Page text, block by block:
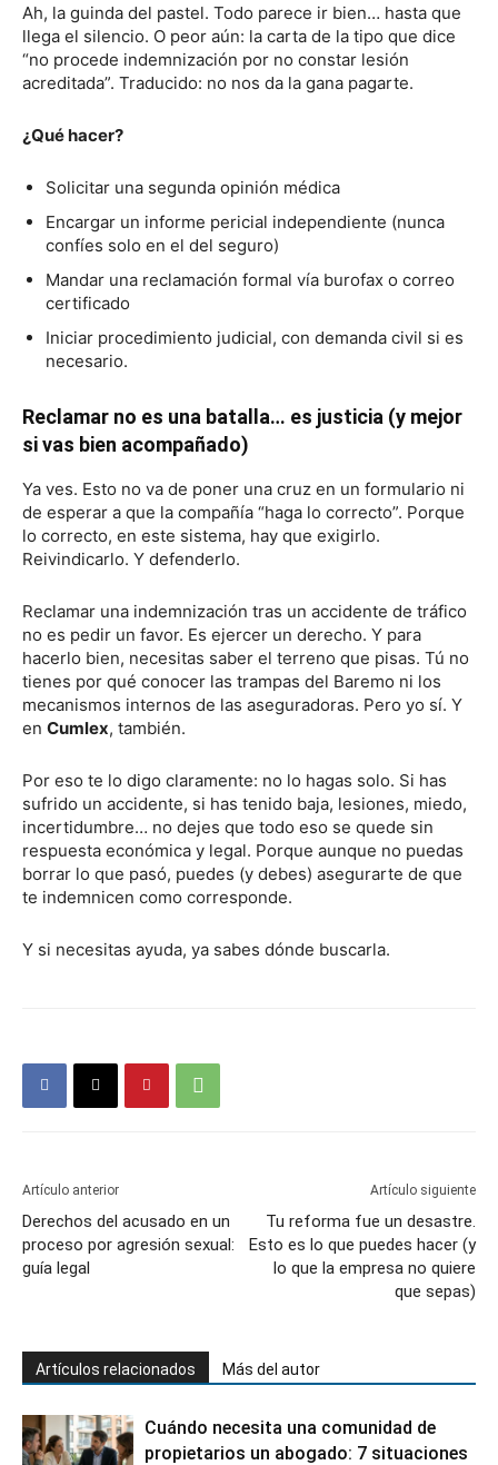
Ah, la guinda del pastel. Todo parece ir bien… hasta que
llega el silencio. O peor aún: la carta de la tipo que dice
“no procede indemnización por no constar lesión
acreditada”. Traducido: no nos da la gana pagarte.
¿Qué hacer?
Solicitar una segunda opinión médica
Encargar un informe pericial independiente (nunca
confíes solo en el del seguro)
Mandar una reclamación formal vía burofax o correo
certificado
Iniciar procedimiento judicial, con demanda civil si es
necesario.
Reclamar no es una batalla… es justicia (y mejor
si vas bien acompañado)
Ya ves. Esto no va de poner una cruz en un formulario ni
de esperar a que la compañía “haga lo correcto”. Porque
lo correcto, en este sistema, hay que exigirlo.
Reivindicarlo. Y defenderlo.
Reclamar una indemnización tras un accidente de tráfico
no es pedir un favor. Es ejercer un derecho. Y para
hacerlo bien, necesitas saber el terreno que pisas. Tú no
tienes por qué conocer las trampas del Baremo ni los
mecanismos internos de las aseguradoras. Pero yo sí. Y
en Cumlex, también.
Por eso te lo digo claramente: no lo hagas solo. Si has
sufrido un accidente, si has tenido baja, lesiones, miedo,
incertidumbre… no dejes que todo eso se quede sin
respuesta económica y legal. Porque aunque no puedas
borrar lo que pasó, puedes (y debes) asegurarte de que
te indemnicen como corresponde.
Y si necesitas ayuda, ya sabes dónde buscarla.
Artículo anterior
Derechos del acusado en un
proceso por agresión sexual:
guía legal
Artículo siguiente
Tu reforma fue un desastre.
Esto es lo que puedes hacer (y
lo que la empresa no quiere
que sepas)
Artículos relacionados Más del autor
Cuándo necesita una comunidad de
propietarios un abogado: 7 situaciones